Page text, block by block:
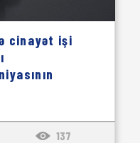
cinayət işi
137